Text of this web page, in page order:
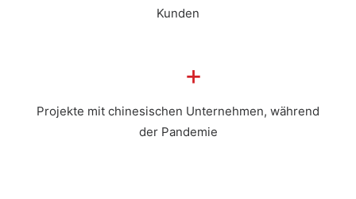
Kunden
+
Projekte mit chinesischen Unternehmen, während
der Pandemie